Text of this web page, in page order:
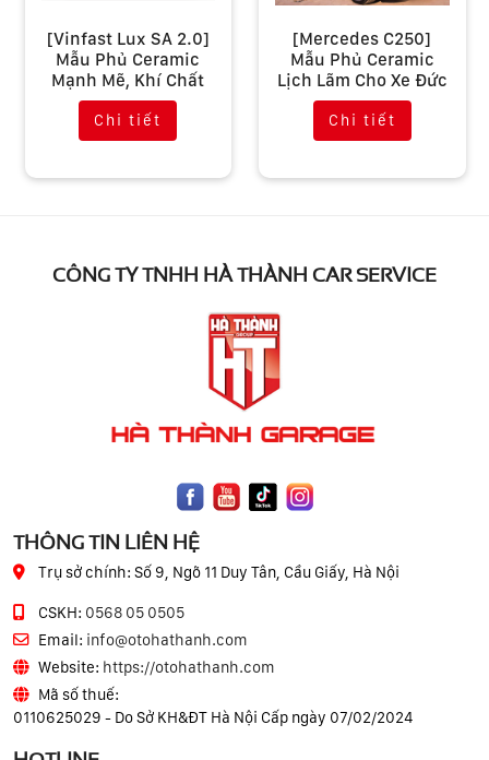
[Vinfast Lux SA 2.0]
Mẫu Phủ Ceramic
Mạnh Mẽ, Khí Chất
Chi tiết
[Mercedes C250]
Mẫu Phủ Ceramic
Lịch Lãm Cho Xe Đức
Chi tiết
CÔNG TY TNHH HÀ THÀNH CAR SERVICE
THÔNG TIN LIÊN HỆ
Trụ sở chính: Số 9, Ngõ 11 Duy Tân, Cầu Giấy, Hà Nội
CSKH: 0568 05 0505
Email: info@otohathanh.com
Website: https://otohathanh.com
Mã số thuế:
0110625029 - Do Sở KH&ĐT Hà Nội Cấp ngày 07/02/2024